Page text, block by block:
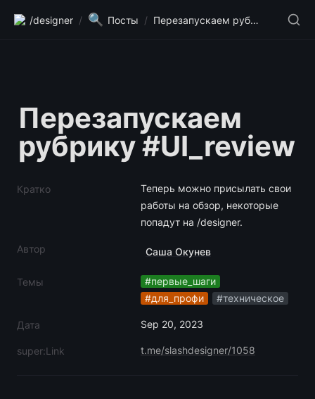
/designer / 🔍 Посты / Перезапускаем рубрику #UI_review
Перезапускаем
рубрику #UI_review
Кратко
Теперь можно присылать свои
работы на обзор, некоторые
попадут на /designer.
Автор Саша Окунев
Темы
#первые_шаги
#для_профи
#техническое
Дата Sep 20, 2023
super:Link t.me/slashdesigner/1058